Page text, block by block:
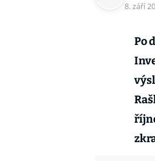
8. září
Po